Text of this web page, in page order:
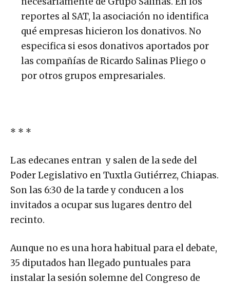
necesariamente de Grupo Salinas. En los
reportes al SAT, la asociación no identifica
qué empresas hicieron los donativos. No
especifica si esos donativos aportados por
las compañías de Ricardo Salinas Pliego o
por otros grupos empresariales.
Las edecanes entran y salen de la sede del
Poder Legislativo en Tuxtla Gutiérrez, Chiapas.
Son las 6:30 de la tarde y conducen a los
invitados a ocupar sus lugares dentro del
recinto.
Aunque no es una hora habitual para el debate,
35 diputados han llegado puntuales para
instalar la sesión solemne del Congreso de